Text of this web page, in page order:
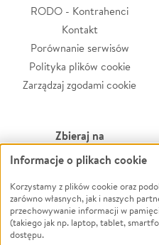
RODO - Kontrahenci
Kontakt
Porównanie serwisów
Polityka plików cookie
Zarządzaj zgodami cookie
Zbieraj na
Leczenie
Zwierzęta
Pożar
Ukraina
Informacje o plikach cookie
Korzystamy z plików cookie oraz
zarówno własnych, jak i naszych
przechowywanie informacji w
(takiego jak np. laptop, tablet,
dostępu.